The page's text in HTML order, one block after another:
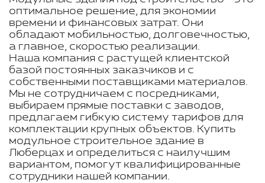
оптимальное решение, для экономии
времени и финансовых затрат. Они
обладают мобильностью, долговечностью,
а главное, скоростью реализации.
Наша компания с растущей клиентской
базой постоянных заказчиков и с
собственными поставщиками материалов.
Мы не сотрудничаем с посредниками,
выбираем прямые поставки с заводов,
предлагаем гибкую систему тарифов для
комплектации крупных объектов. Купить
модульное строительное здание в
Люберцах и определиться с наилучшим
вариантом, помогут квалифицированные
сотрудники нашей компании.